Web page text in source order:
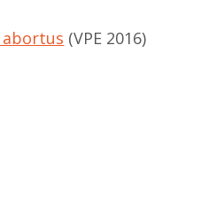
abortus (VPE 2016)